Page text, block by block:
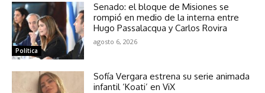
Política
Senado: el bloque de Misiones se
rompió en medio de la interna entre
Hugo Passalacqua y Carlos Rovira
agosto 6, 2026
Sofía Vergara estrena su serie animada
infantil ‘Koati’ en ViX